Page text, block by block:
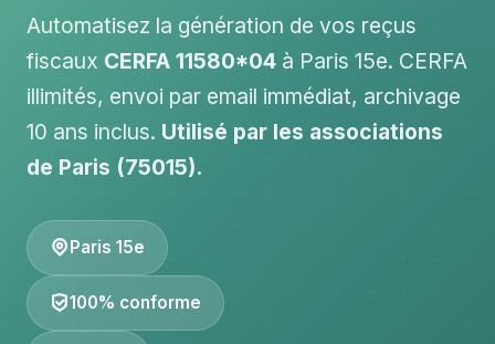
Automatisez la génération de vos reçus
fiscaux CERFA 11580*04 à Paris 15e. CERFA
illimités, envoi par email immédiat, archivage
10 ans inclus. Utilisé par les associations
de Paris (75015).
Paris 15e
100% conforme